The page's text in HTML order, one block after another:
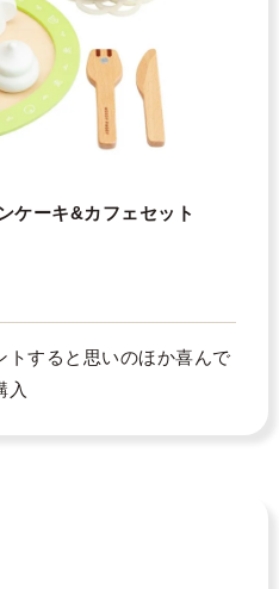
ケーキ&カフェセット
トすると思いのほか喜んで
入